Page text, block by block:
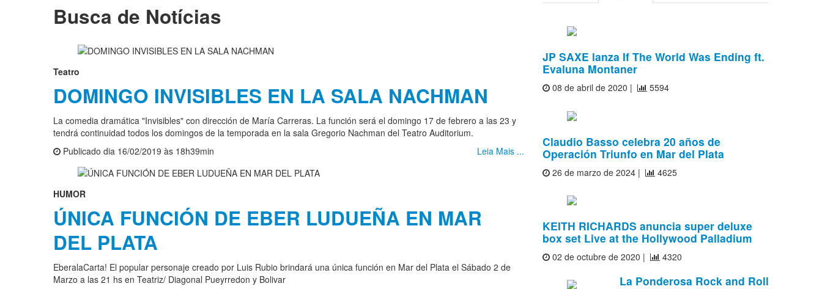
Busca de Notícias
Teatro
DOMINGO INVISIBLES EN LA SALA NACHMAN
La comedia dramática "Invisibles" con dirección de María Carreras. La función será el domingo 17 de febrero a las 23 y
tendrá continuidad todos los domingos de la temporada en la sala Gregorio Nachman del Teatro Auditorium.
Publicado dia 16/02/2019 às 18h39min
Leia Mais ...
HUMOR
ÚNICA FUNCIÓN DE EBER LUDUEÑA EN MAR
DEL PLATA
EberalaCarta! El popular personaje creado por Luis Rubio brindará una única función en Mar del Plata el Sábado 2 de
Marzo a las 21 hs en Teatriz/ Diagonal Pueyrredon y Bolivar
JP SAXE lanza If The World Was Ending ft.
Evaluna Montaner
08 de abril de 2020 | 5594
Claudio Basso celebra 20 años de
Operación Triunfo en Mar del Plata
26 de marzo de 2024 | 4625
KEITH RICHARDS anuncia super deluxe
box set Live at the Hollywood Palladium
02 de octubre de 2020 | 4320
La Ponderosa Rock and Roll